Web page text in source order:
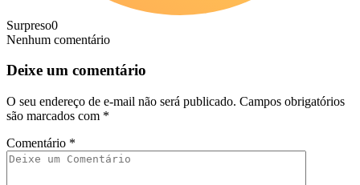
Surpreso0
Nenhum comentário
Deixe um comentário
O seu endereço de e-mail não será publicado. Campos obrigatórios
são marcados com *
Comentário *